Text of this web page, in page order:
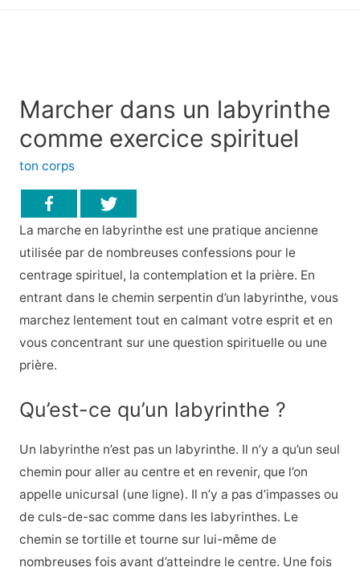
Marcher dans un labyrinthe
comme exercice spirituel
ton corps
La marche en labyrinthe est une pratique ancienne
utilisée par de nombreuses confessions pour le
centrage spirituel, la contemplation et la prière. En
entrant dans le chemin serpentin d’un labyrinthe, vous
marchez lentement tout en calmant votre esprit et en
vous concentrant sur une question spirituelle ou une
prière.
Qu’est-ce qu’un labyrinthe ?
Un labyrinthe n’est pas un labyrinthe. Il n’y a qu’un seul
chemin pour aller au centre et en revenir, que l’on
appelle unicursal (une ligne). Il n’y a pas d’impasses ou
de culs-de-sac comme dans les labyrinthes. Le
chemin se tortille et tourne sur lui-même de
nombreuses fois avant d’atteindre le centre. Une fois